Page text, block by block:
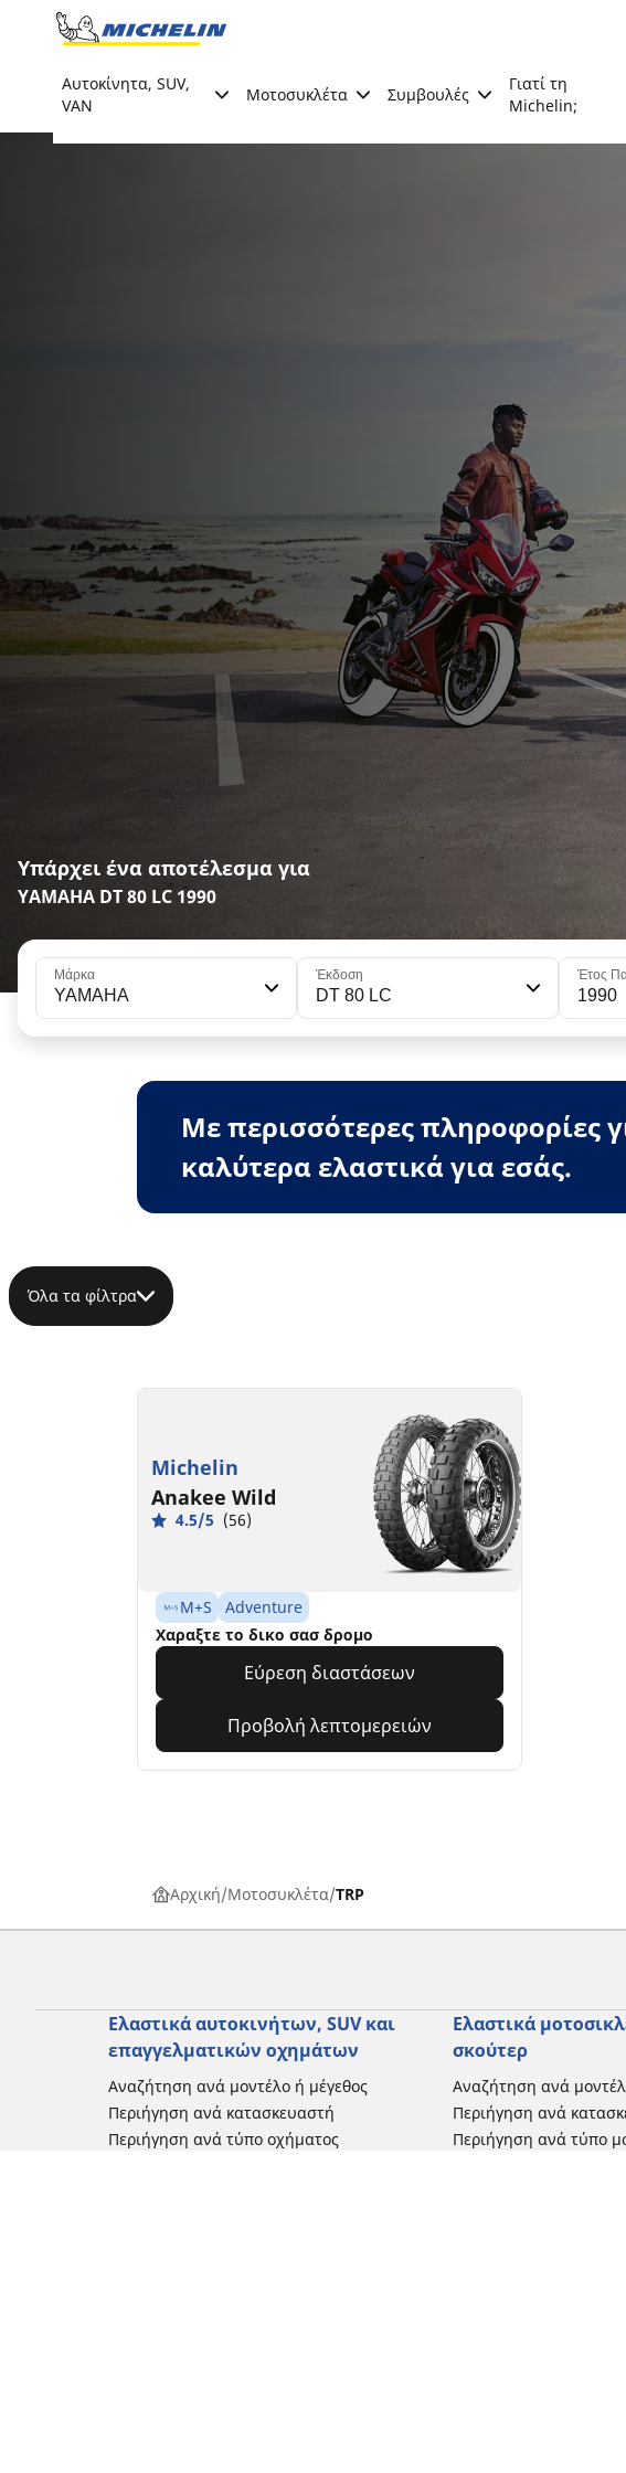
Go to page content
Αυτοκίνητα, SUV,
VAN
Μοτοσυκλέτα Συμβουλές
Γιατί τη
Michelin;
Υπάρχει ένα αποτέλεσμα για
YAMAHA DT 80 LC 1990
Μάρκα
YAMAHA
Έκδοση
DT 80 LC
Έτος
1990
Με περισσότερες πληροφορίες
καλύτερα ελαστικά για εσάς.
Όλα τα φίλτρα
Michelin
Anakee Wild
4.5/5 (56)
M+S
Adventure
Χαραξτε το δικο σασ δρομο
Εύρεση διαστάσεων
Προβολή λεπτομερειών
Αρχική Μοτοσυκλέτα TRP
Ελαστικά αυτοκινήτων, SUV και
επαγγελματικών οχημάτων
Αναζήτηση ανά μοντέλο ή μέγεθος
Περιήγηση ανά κατασκευαστή
Περιήγηση ανά τύπο οχήματος
Ελαστικά
σκούτερ
Αναζήτηση ανά
Περιήγηση ανά
Περιήγηση ανά τύπο